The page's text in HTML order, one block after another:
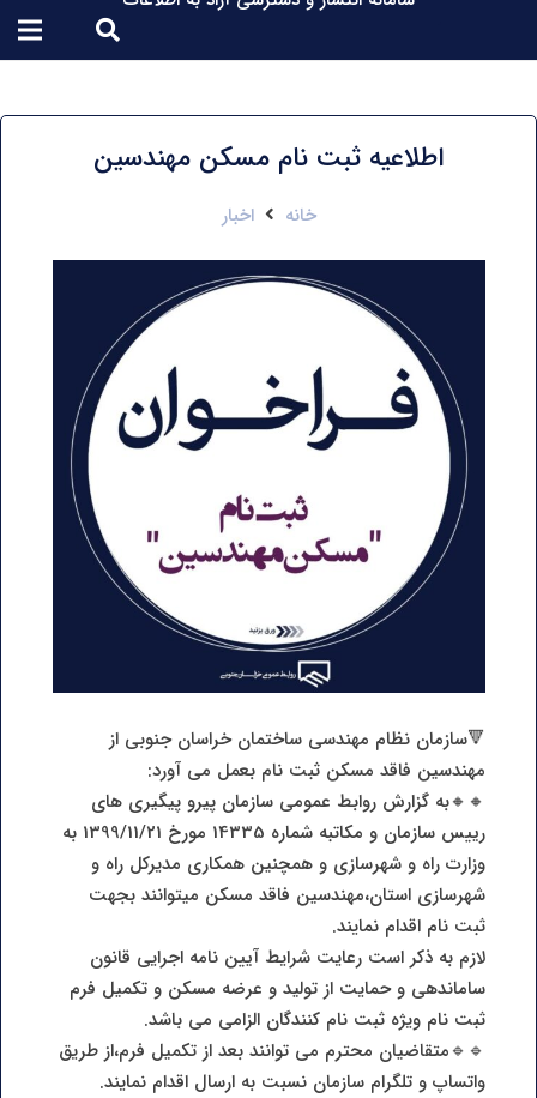
اطلاعیه ثبت نام مسکن مهندسین
خانه اخبار
🔻سازمان نظام مهندسی ساختمان خراسان جنوبی از
مهندسین فاقد مسکن ثبت نام بعمل می آورد:
🔸🔸به گزارش روابط عمومی سازمان پیرو پیگیری های
رییس سازمان و مکاتبه شماره 14335 مورخ 1399/11/21 به
وزارت راه و شهرسازی و همچنین همکاری مدیرکل راه و
شهرسازی استان،مهندسین فاقد مسکن میتوانند بجهت
ثبت نام اقدام نمایند.
لازم به ذکر است رعایت شرایط آیین نامه اجرایی قانون
ساماندهی و حمایت از تولید و عرضه مسکن و تکمیل فرم
ثبت نام ویژه ثبت نام کنندگان الزامی می باشد.
🔹🔹متقاضیان محترم می توانند بعد از تکمیل فرم،از طریق
واتساپ و تلگرام سازمان نسبت به ارسال اقدام نمایند.